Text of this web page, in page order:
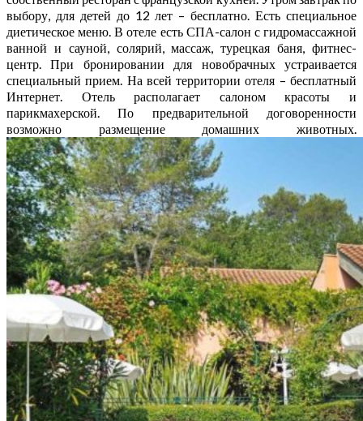
выбору, для детей до 12 лет – бесплатно. Есть специальное
диетическое меню. В отеле есть СПА-салон с гидромассажной
ванной и сауной, солярий, массаж, турецкая баня, фитнес-
центр. При бронировании для новобрачных устраивается
специальный прием. На всей территории отеля – бесплатный
Интернет. Отель располагает салоном красоты и
парикмахерской. По предварительной договоренности
возможно размещение домашних животных.